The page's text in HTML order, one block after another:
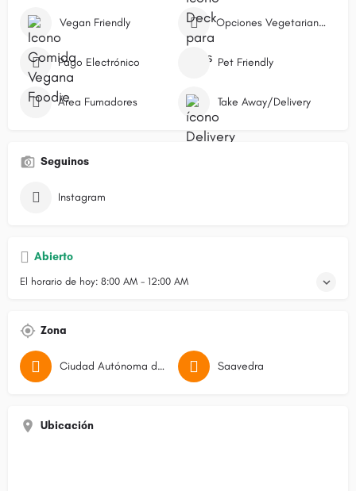
Vegan Friendly Opciones Vegetarianas
Pago Electrónico Pet Friendly
Área Fumadores Take Away/Delivery
Seguinos
Instagram
Abierto
El horario de hoy: 8:00 AM - 12:00 AM
Zona
Ciudad Autónoma de Buenos Aires Saavedra
Ubicación